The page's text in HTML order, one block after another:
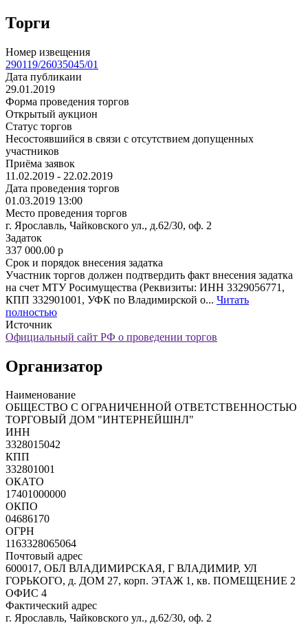
Торги
Номер извещения
290119/26035045/01
Дата публикаии
29.01.2019
Форма проведения торгов
Открытый аукцион
Статус торгов
Несостоявшийся в связи с отсутствием допущенных
участников
Приёма заявок
11.02.2019 - 22.02.2019
Дата проведения торгов
01.03.2019 13:00
Место проведения торгов
г. Ярославль, Чайковского ул., д.62/30, оф. 2
Задаток
337 000.00 p
Срок и порядок внесения задатка
Участник торгов должен подтвердить факт внесения задатка
на счет МТУ Росимущества (Реквизиты: ИНН 3329056771,
КПП 332901001, УФК по Владимирской о... Читать
полностью
Источник
Официальный сайт РФ о проведении торгов
Организатор
Наименование
ОБЩЕСТВО С ОГРАНИЧЕННОЙ ОТВЕТСТВЕННОСТЬЮ
ТОРГОВЫЙ ДОМ "ИНТЕРНЕЙШНЛ"
ИНН
3328015042
КПП
332801001
ОКАТО
17401000000
ОКПО
04686170
ОГРН
1163328065064
Почтовый адрес
600017, ОБЛ ВЛАДИМИРСКАЯ, Г ВЛАДИМИР, УЛ
ГОРЬКОГО, д. ДОМ 27, корп. ЭТАЖ 1, кв. ПОМЕЩЕНИЕ 2
ОФИС 4
Фактический адрес
г. Ярославль, Чайковского ул., д.62/30, оф. 2